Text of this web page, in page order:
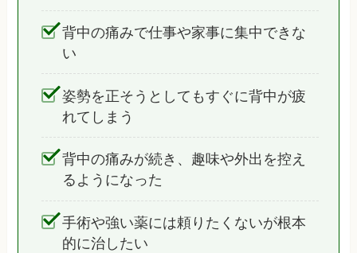
背中の痛みで仕事や家事に集中できな
い
姿勢を正そうとしてもすぐに背中が疲
れてしまう
背中の痛みが続き、趣味や外出を控え
るようになった
手術や強い薬には頼りたくないが根本
的に治したい